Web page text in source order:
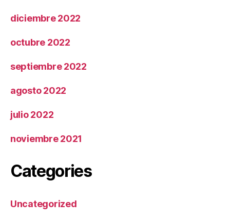
diciembre 2022
octubre 2022
septiembre 2022
agosto 2022
julio 2022
noviembre 2021
Categories
Uncategorized